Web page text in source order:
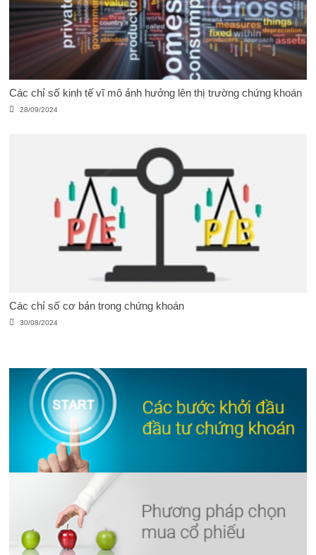
Các chỉ số kinh tế vĩ mô ảnh hưởng lên thị trường chứng khoán
28/09/2024
Các chỉ số cơ bản trong chứng khoán
30/08/2024